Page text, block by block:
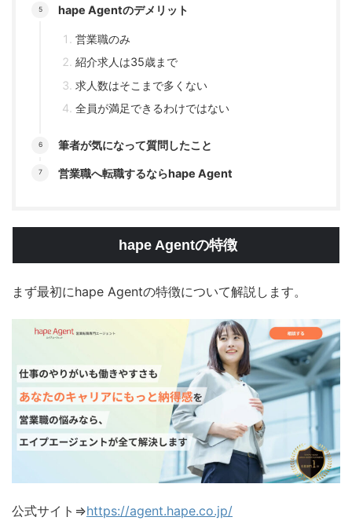
hape Agentのデメリット
営業職のみ
紹介求人は35歳まで
求人数はそこまで多くない
全員が満足できるわけではない
筆者が気になって質問したこと
営業職へ転職するならhape Agent
hape Agentの特徴
まず最初にhape Agentの特徴について解説します。
公式サイト⇒https://agent.hape.co.jp/